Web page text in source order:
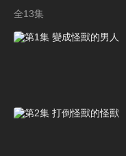
全13集